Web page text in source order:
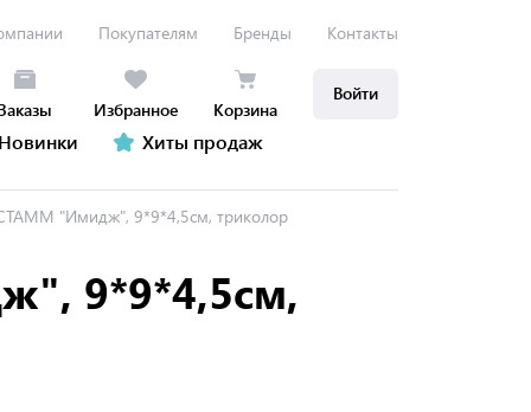
Покупателям Бренды Контакты
Избранное Корзина
Войти
Новинки Хиты продаж
СТАММ "Имидж", 9*9*4,5см, триколор
9*9*4,5см,